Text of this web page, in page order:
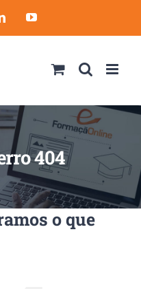
LinkedInYouTube
404
o que